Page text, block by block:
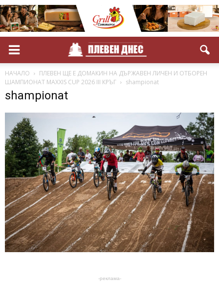
НАЧАЛО
ПЛЕВЕН ЩЕ Е ДОМАКИН НА ДЪРЖАВЕН ЛИЧЕН И ОТБОРЕН
ШАМПИОНАТ MAXXIS CUP 2026 III КРЪГ
shampionat
shampionat
-реклама-